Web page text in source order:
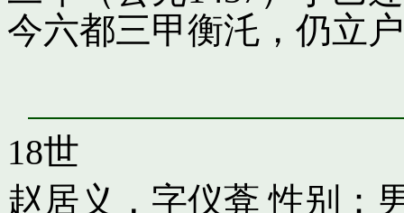
今六都三甲衡汑，仍立
18世
赵居义，字仪葊 性别：